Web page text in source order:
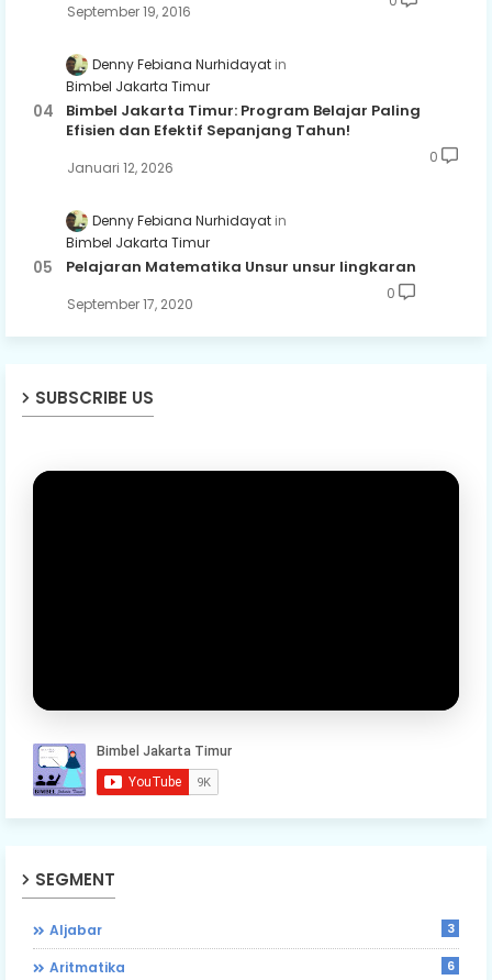
September 19, 2016
Denny Febiana Nurhidayat
Bimbel Jakarta Timur
Bimbel Jakarta Timur: Program Belajar Paling
Efisien dan Efektif Sepanjang Tahun!
Januari 12, 2026
0
Denny Febiana Nurhidayat
Bimbel Jakarta Timur
Pelajaran Matematika Unsur unsur lingkaran
September 17, 2020
0
SUBSCRIBE US
SEGMENT
Aljabar 3
Aritmatika 6